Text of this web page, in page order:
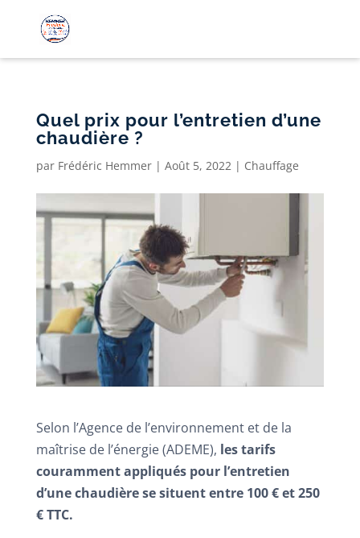
Quel prix pour l’entretien d’une
chaudière ?
par Frédéric Hemmer| Août 5, 2022| Chauffage
Selon l’Agence de l’environnement et de la
maîtrise de l’énergie (ADEME), les tarifs
couramment appliqués pour l’entretien
d’une chaudière se situent entre 100 € et 250
€ TTC.